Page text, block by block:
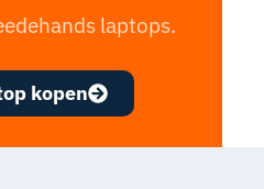
laptops.
kopen